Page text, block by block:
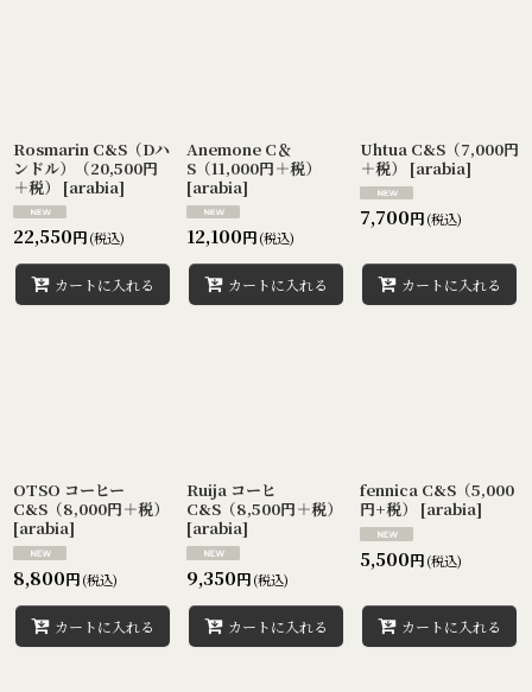
絞り込む
Rosmarin C&S（Dハ
ンドル）（20,500円
＋税）
[arabia]
22,550円(税込)
カートに入れる
Anemone C＆
S（11,000円＋税）
[arabia]
12,100円(税込)
カートに入れる
Uhtua C&S（7,000円
＋税）
[arabia]
7,700円(税込)
カートに入れる
OTSO コーヒー
C&S（8,000円＋税）
[arabia]
8,800円(税込)
カートに入れる
Ruija コーヒ
C&S（8,500円＋税）
[arabia]
9,350円(税込)
カートに入れる
fennica C&S（5,000
円+税）
[arabia]
5,500円(税込)
カートに入れる